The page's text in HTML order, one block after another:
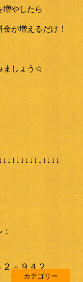
増やしたら
金が増えるだけ！
ましょう☆
２－９４２
カテゴリー